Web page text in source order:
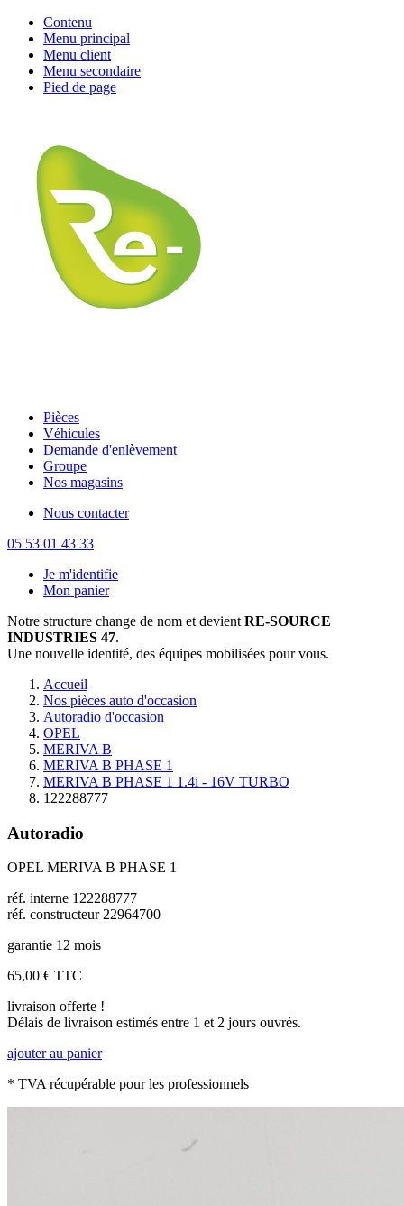
Contenu
Menu principal
Menu client
Menu secondaire
Pied de page
Pièces
Véhicules
Demande d'enlèvement
Groupe
Nos magasins
Nous contacter
05 53 01 43 33
Je m'identifie
Mon panier
Notre structure change de nom et devient RE-SOURCE
INDUSTRIES 47.
Une nouvelle identité, des équipes mobilisées pour vous.
Accueil
Nos pièces auto d'occasion
Autoradio d'occasion
OPEL
MERIVA B
MERIVA B PHASE 1
MERIVA B PHASE 1 1.4i - 16V TURBO
122288777
Autoradio
OPEL MERIVA B PHASE 1
réf. interne 122288777
réf. constructeur 22964700
garantie 12 mois
65,00 € TTC
livraison offerte !
Délais de livraison estimés entre 1 et 2 jours ouvrés.
ajouter au panier
* TVA récupérable pour les professionnels